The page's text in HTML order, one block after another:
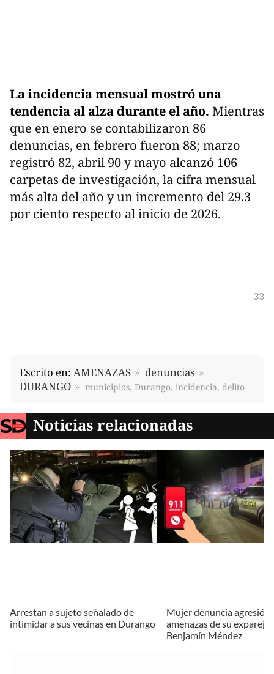
La incidencia mensual mostró una
tendencia al alza durante el año. Mientras
que en enero se contabilizaron 86
denuncias, en febrero fueron 88; marzo
registró 82, abril 90 y mayo alcanzó 106
carpetas de investigación, la cifra mensual
más alta del año y un incremento del 29.3
por ciento respecto al inicio de 2026.
33
Escrito en: AMENAZAS
denuncias
DURANGO
municipios, Durango, incidencia, delito
Noticias relacionadas
Arrestan a sujeto señalado de
intimidar a sus vecinas en Durango
Mujer denuncia agresión
amenazas de su expareja
Benjamín Méndez